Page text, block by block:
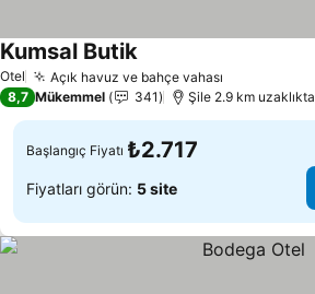
Otel Açık havuz ve bahçe vahası
Kumsal Butik
8,7 Mükemmel 341 Şile 2.9 km uzaklıkta
Başlangıç Fiyatı ₺2.717
Fiyatları görün: 5 site